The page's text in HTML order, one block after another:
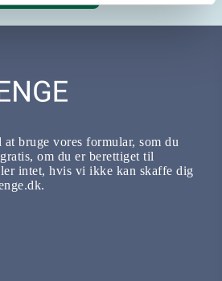
bruge vores formular, som du
om du er berettiget til
intet, hvis vi ikke kan skaffe dig